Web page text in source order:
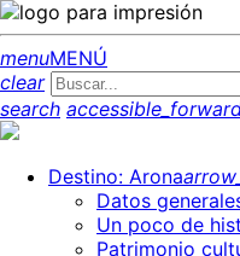
menuMENÚ
clear
search
Destino: Arona
Datos
Un poco de
Patrimonio